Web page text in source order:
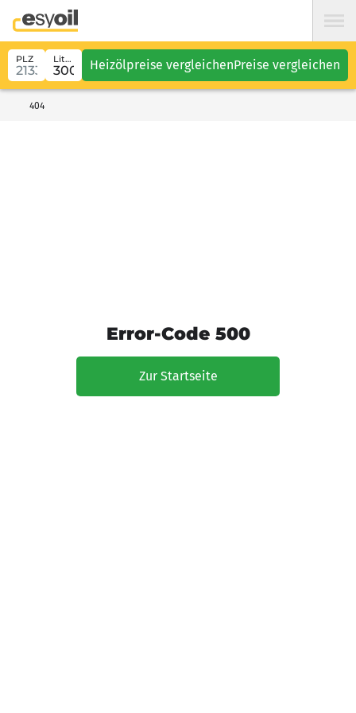
PLZ Liter Heizölpreise vergleichenPreise vergleichen
404
Error-Code 500
Zur Startseite